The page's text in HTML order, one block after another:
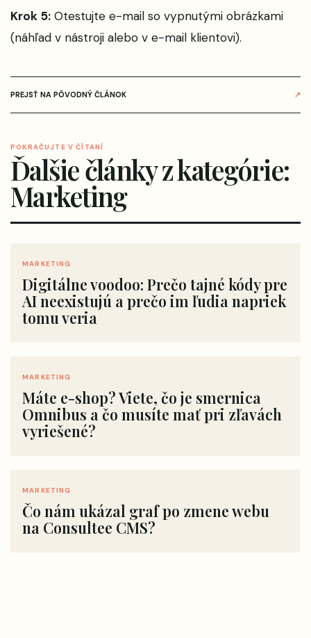
Krok 5: Otestujte e-mail so vypnutými obrázkami
(náhľad v nástroji alebo v e-mail klientovi).
PREJSŤ NA PÔVODNÝ ČLÁNOK ↗
POKRAČUJTE V ČÍTANÍ
Ďalšie články z kategórie:
Marketing
MARKETING
Digitálne voodoo: Prečo tajné kódy pre
AI neexistujú a prečo im ľudia napriek
tomu veria
MARKETING
Máte e-shop? Viete, čo je smernica
Omnibus a čo musíte mať pri zľavách
vyriešené?
MARKETING
Čo nám ukázal graf po zmene webu
na Consultee CMS?